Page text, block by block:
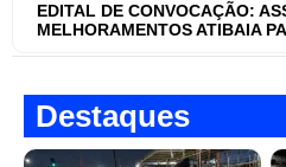
EDITAL DE CONVOCAÇÃO:
MELHORAMENTOS ATIBAIA
Destaques